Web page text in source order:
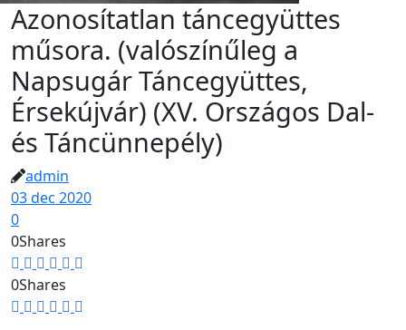
Azonosítatlan táncegyüttes
műsora. (valószínűleg a
Napsugár Táncegyüttes,
Érsekújvár) (XV. Országos Dal-
és Táncünnepély)
admin
03 dec 2020
0
0Shares
0Shares